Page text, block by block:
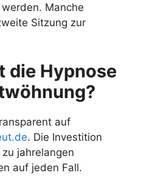
Manche
Sitzung zur
die Hypnose
auf
. Die Investition
jahrelangen
auf jeden Fall.